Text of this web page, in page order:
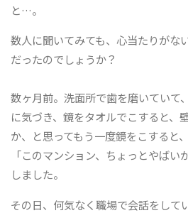
と…。
数人に聞いてみても、心当たりがな
だったのでしょうか？
数ヶ月前。洗面所で歯を磨いていて
に気づき、鏡をタオルでこすると、
か、と思ってもう一度鏡をこすると
「このマンション、ちょっとやばい
しました。
その日、何気なく職場で会話をして